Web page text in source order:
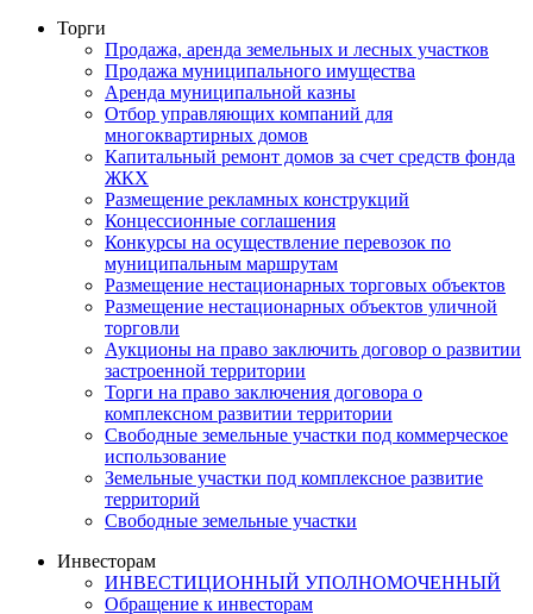
Торги
Продажа, аренда земельных и лесных участков
Продажа муниципального имущества
Аренда муниципальной казны
Отбор управляющих компаний для
многоквартирных домов
Капитальный ремонт домов за счет средств фонда
ЖКХ
Размещение рекламных конструкций
Концессионные соглашения
Конкурсы на осуществление перевозок по
муниципальным маршрутам
Размещение нестационарных торговых объектов
Размещение нестационарных объектов уличной
торговли
Аукционы на право заключить договор о развитии
застроенной территории
Торги на право заключения договора о
комплексном развитии территории
Свободные земельные участки под коммерческое
использование
Земельные участки под комплексное развитие
территорий
Свободные земельные участки
Инвесторам
ИНВЕСТИЦИОННЫЙ УПОЛНОМОЧЕННЫЙ
Обращение к инвесторам